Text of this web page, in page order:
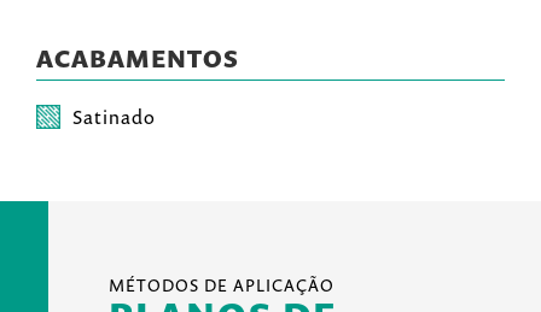
ACABAMENTOS
Satinado
MÉTODOS DE APLICAÇÃO